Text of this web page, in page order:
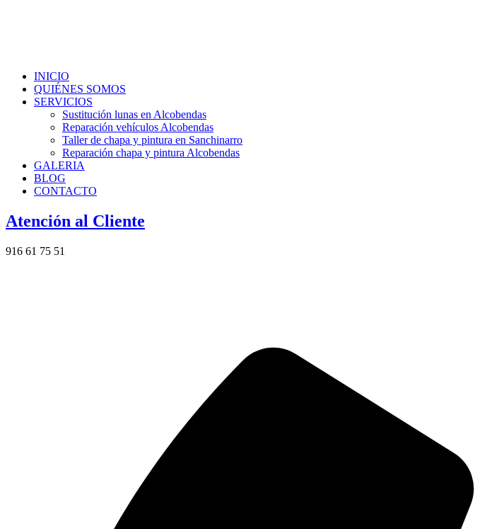
INICIO
QUIÉNES SOMOS
SERVICIOS
Sustitución lunas en Alcobendas
Reparación vehículos Alcobendas
Taller de chapa y pintura en Sanchinarro
Reparación chapa y pintura Alcobendas
GALERIA
BLOG
CONTACTO
Atención al Cliente
916 61 75 51